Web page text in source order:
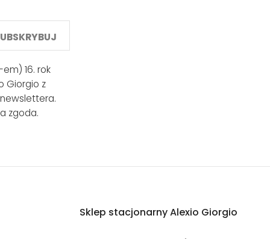
16. rok
Giorgio z
newslettera.
zgoda.
Sklep stacjonarny Alexio Giorgio